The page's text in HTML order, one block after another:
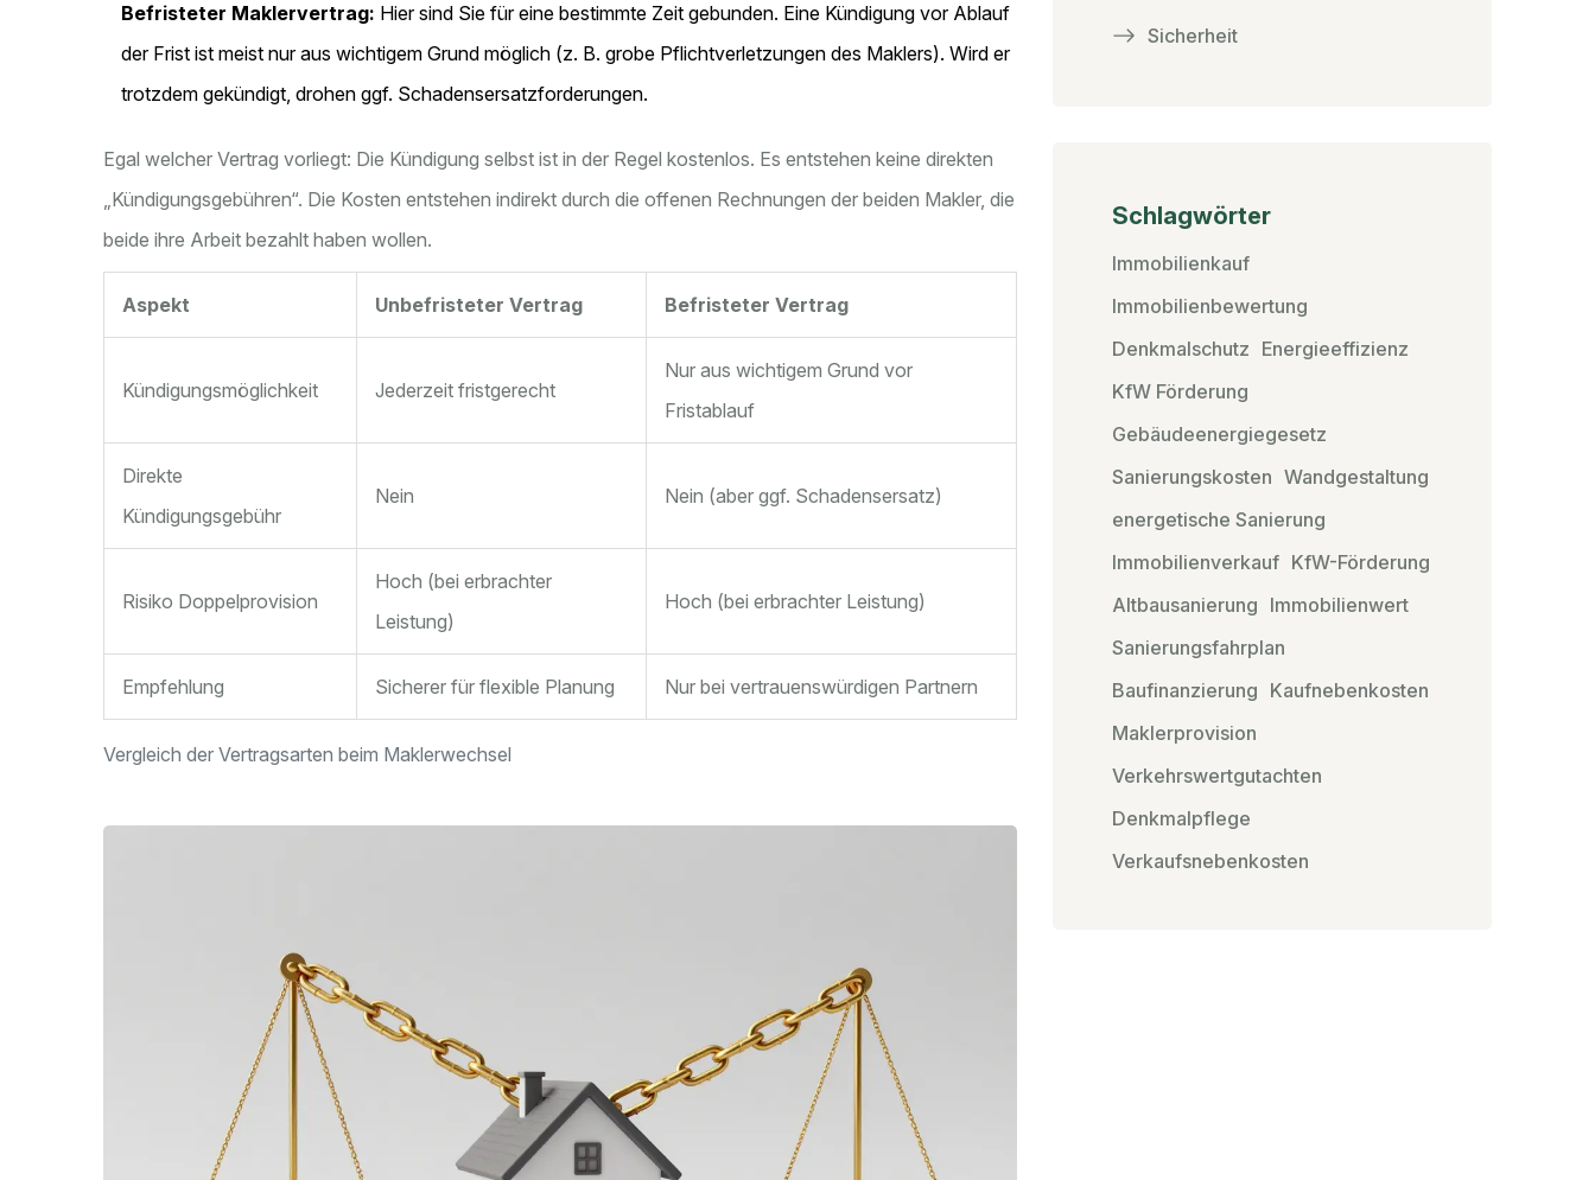
Befristeter Maklervertrag: Hier sind Sie für eine bestimmte Zeit gebunden. Eine Kündigung vor Ablauf
der Frist ist meist nur aus wichtigem Grund möglich (z. B. grobe Pflichtverletzungen des Maklers). Wird er
trotzdem gekündigt, drohen ggf. Schadensersatzforderungen.
Egal welcher Vertrag vorliegt: Die Kündigung selbst ist in der Regel kostenlos. Es entstehen keine direkten
„Kündigungsgebühren“. Die Kosten entstehen indirekt durch die offenen Rechnungen der beiden Makler, die
beide ihre Arbeit bezahlt haben wollen.
Vergleich der Vertragsarten beim Maklerwechsel
Aspekt Unbefristeter Vertrag Befristeter Vertrag
Kündigungsmöglichkeit Jederzeit fristgerecht
Nur aus wichtigem Grund vor
Fristablauf
Direkte
Kündigungsgebühr
Nein Nein (aber ggf. Schadensersatz)
Risiko Doppelprovision
Hoch (bei erbrachter
Leistung)
Hoch (bei erbrachter Leistung)
Empfehlung Sicherer für flexible Planung Nur bei vertrauenswürdigen Partnern
Sicherheit
Schlagwörter
Immobilienkauf
Immobilienbewertung
Denkmalschutz Energieeffizienz
KfW Förderung
Gebäudeenergiegesetz
Sanierungskosten Wandgestaltung
energetische Sanierung
Immobilienverkauf KfW-Förderung
Altbausanierung Immobilienwert
Sanierungsfahrplan
Baufinanzierung Kaufnebenkosten
Maklerprovision
Verkehrswertgutachten
Denkmalpflege
Verkaufsnebenkosten